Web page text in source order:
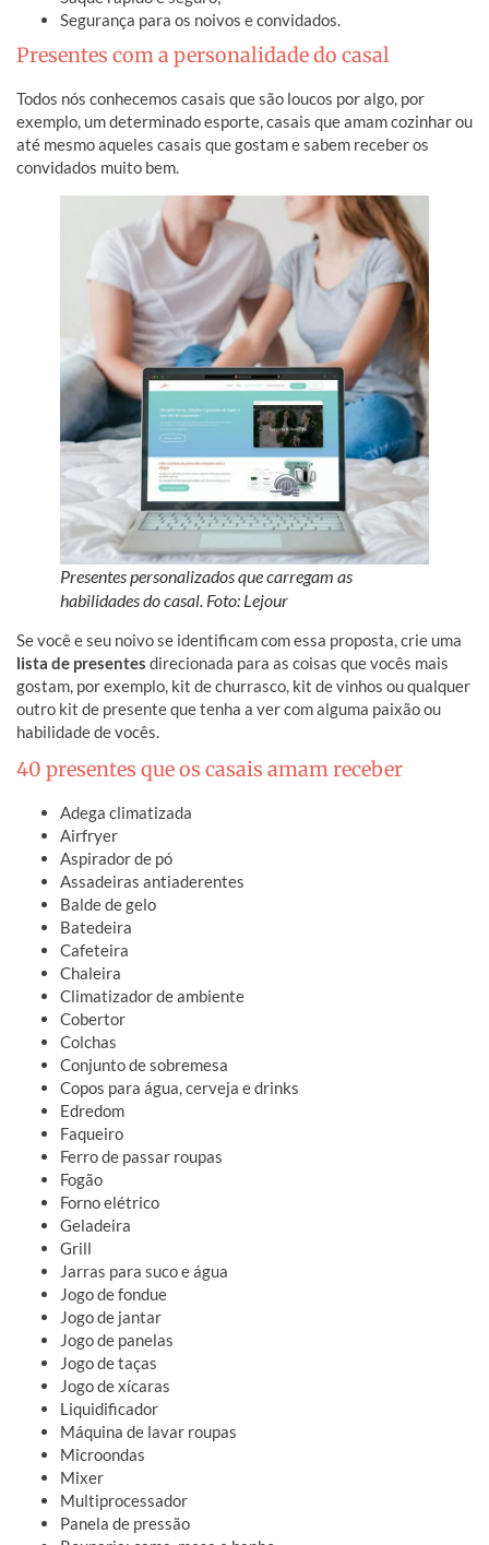
Segurança para os noivos e convidados.
Presentes com a personalidade do casal
Todos nós conhecemos casais que são loucos por algo, por
exemplo, um determinado esporte, casais que amam cozinhar ou
até mesmo aqueles casais que gostam e sabem receber os
convidados muito bem.
Presentes personalizados que carregam as
habilidades do casal. Foto: Lejour
Se você e seu noivo se identificam com essa proposta, crie uma
lista de presentes direcionada para as coisas que vocês mais
gostam, por exemplo, kit de churrasco, kit de vinhos ou qualquer
outro kit de presente que tenha a ver com alguma paixão ou
habilidade de vocês.
40 presentes que os casais amam receber
Adega climatizada
Airfryer
Aspirador de pó
Assadeiras antiaderentes
Balde de gelo
Batedeira
Cafeteira
Chaleira
Climatizador de ambiente
Cobertor
Colchas
Conjunto de sobremesa
Copos para água, cerveja e drinks
Edredom
Faqueiro
Ferro de passar roupas
Fogão
Forno elétrico
Geladeira
Grill
Jarras para suco e água
Jogo de fondue
Jogo de jantar
Jogo de panelas
Jogo de taças
Jogo de xícaras
Liquidificador
Máquina de lavar roupas
Microondas
Mixer
Multiprocessador
Panela de pressão